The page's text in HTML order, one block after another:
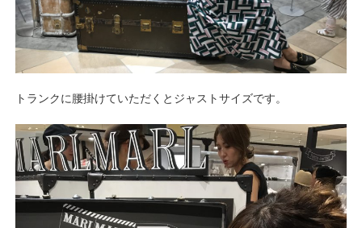
トランクに腰掛けていただくとジャストサイズです。